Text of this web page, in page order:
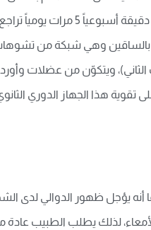
نسبة الإصابة بالسكتة الدماغية بنسبة 20-40 بالمئة ووجدت إحدى الدراسات أن
العمر ظهور الدوالي بالساقين وهي شبكة
الثاني)، ويتكوّن من عضلات
تقوية هذا الجهاز الدوري
أنه يؤجل ظهور الدوالي لدى
لذلك يطلب الطبيب